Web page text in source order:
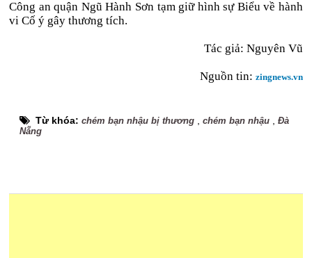
Công an quận Ngũ Hành Sơn tạm giữ hình sự Biểu về hành
vi Cố ý gây thương tích.
Tác giả: Nguyên Vũ
Nguồn tin: zingnews.vn
Từ khóa:chém bạn nhậu bị thương ,chém bạn nhậu ,Đà
Nẵng